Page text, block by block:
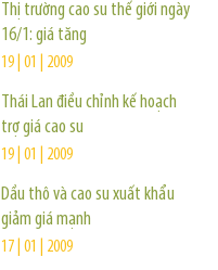
Thị trường cao su thế giới ngày
16/1: giá tăng
19 | 01 | 2009
Thái Lan điều chỉnh kế hoạch
trợ giá cao su
19 | 01 | 2009
Dầu thô và cao su xuất khẩu
giảm giá mạnh
17 | 01 | 2009